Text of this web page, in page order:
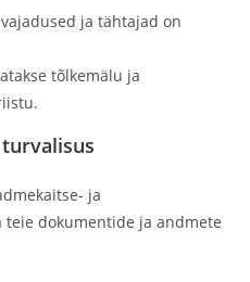
ja tähtajad on
tõlkemälu ja
ja
dokumentide ja andmete